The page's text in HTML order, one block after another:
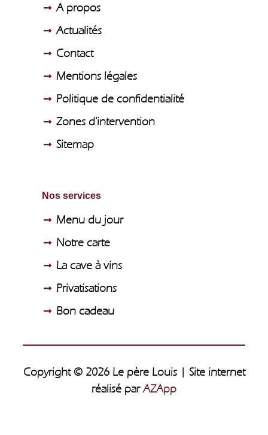
A propos
Actualités
Contact
Mentions légales
Politique de confidentialité
Zones d'intervention
Sitemap
Nos services
Menu du jour
Notre carte
La cave à vins
Privatisations
Bon cadeau
Copyright © 2026 Le père Louis | Site internet
réalisé parAZApp